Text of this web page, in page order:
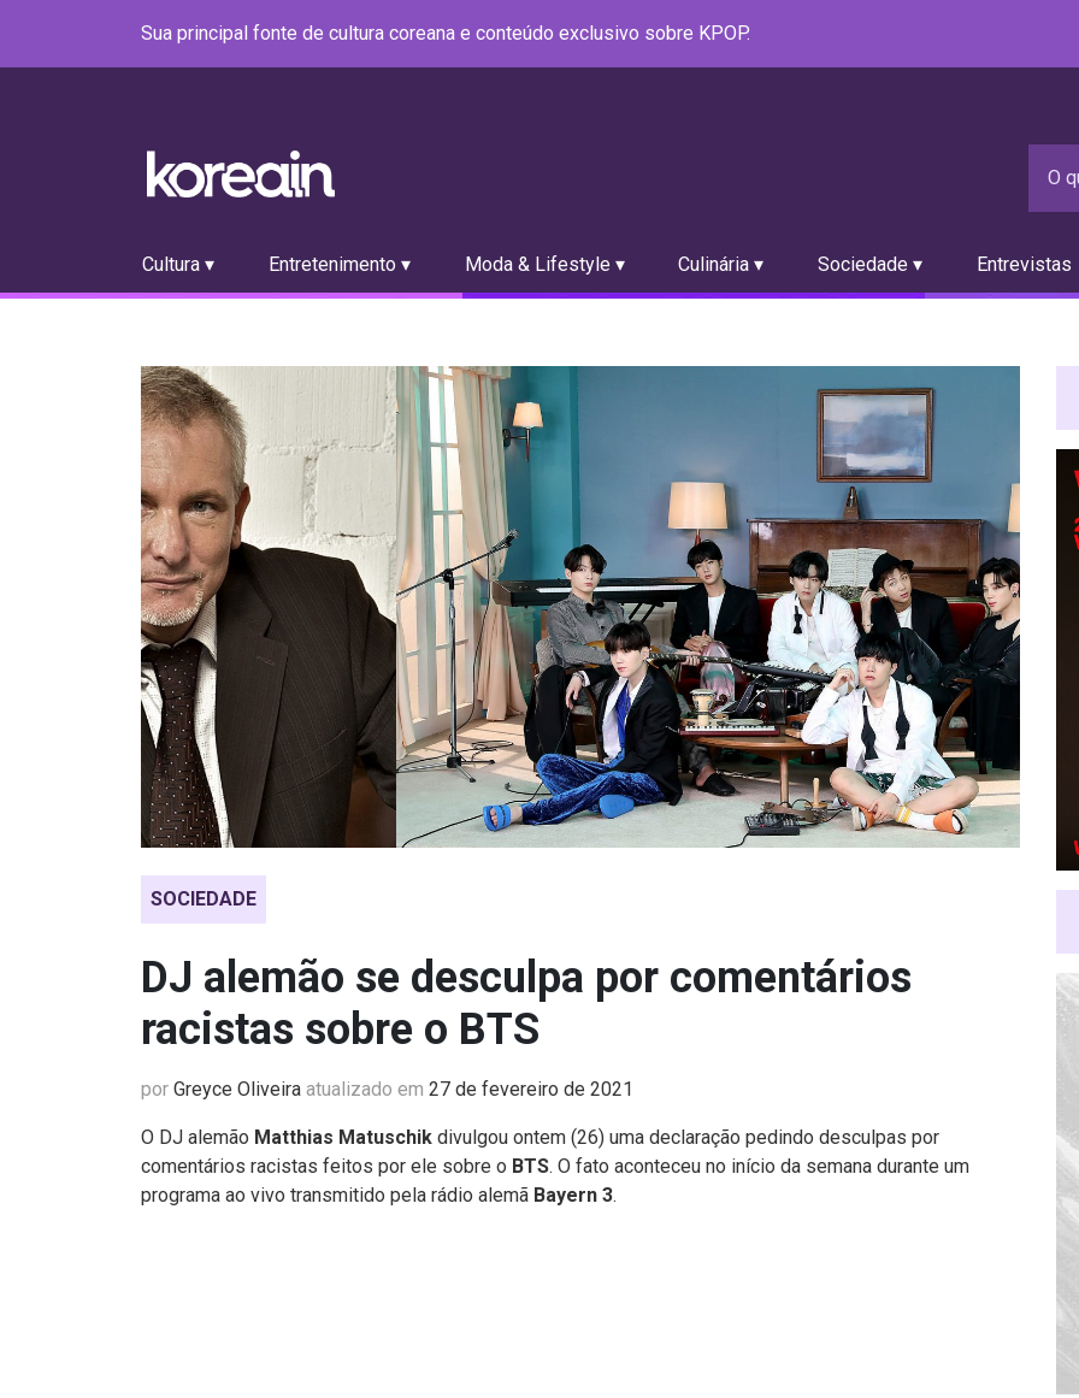
Sua principal fonte de cultura coreana e conteúdo exclusivo sobre KPOP.
Cultura ▾ Entretenimento ▾ Moda & Lifestyle ▾ Culinária ▾ Sociedade ▾ Entrevistas
SOCIEDADE
DJ alemão se desculpa por comentários
racistas sobre o BTS
por Greyce Oliveira atualizado em 27 de fevereiro de 2021
O DJ alemão Matthias Matuschik divulgou ontem (26) uma declaração pedindo desculpas por
comentários racistas feitos por ele sobre o BTS. O fato aconteceu no início da semana durante um
programa ao vivo transmitido pela rádio alemã Bayern 3.